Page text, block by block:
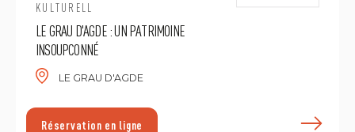
KULTURELL
LE GRAU D'AGDE : UN PATRIMOINE
INSOUPCONNÉ
LE GRAU D'AGDE
Réservation en ligne